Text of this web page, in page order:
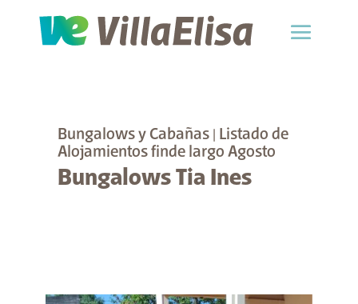
Bungalows y Cabañas| Listado de
Alojamientos finde largo Agosto
Bungalows Tia Ines